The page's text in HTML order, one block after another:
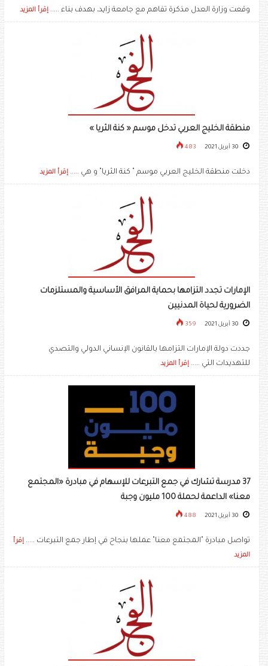
وقعت وزارة العدل مذكرة تفاهم مع جامعة زايد، بهدف بناء ..... إقرأ المزيد
منطقة الخليج العربي تدخل موسم « كنة الثريا »
483
دخلت منطقة الخليج العربي موسم " كنة الثريا" و هي ..... إقرأ المزيد
الإمارات تجدد التزامها بحماية المرافق الأساسية والمستلزمات
الضرورية لحياة المدنيين
359
جددت دولة الإمارات التزامها بالقانون الإنساني الدولي والتصدي
للتهديدات التي ..... إقرأ المزيد
37 مدرسة تشارك في جمع التبرعات للإسهام في مبادرة «المجتمع
معنا» الداعمة لحملة 100 مليون وجبة
488
تواصل مبادرة "المجتمع معنا" عملها بنجاح في إطار جمع التبرعات ..... إقرأ
المزيد